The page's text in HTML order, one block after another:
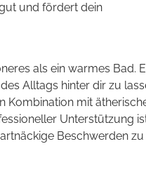
und fördert dein
als ein warmes Bad.
Alltags hinter dir zu
Kombination mit
Unterstützung
Beschwerden zu